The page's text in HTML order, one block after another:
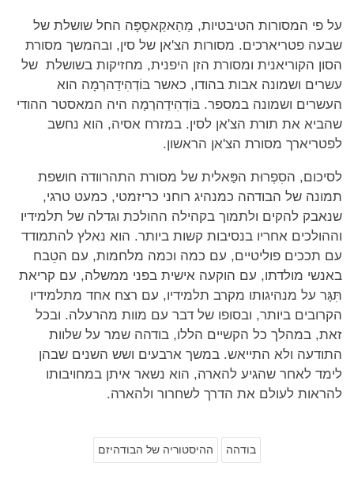
על פי המסורות הטיבטיות, מַהַאקַאסָפָּה החל שושלת של
שבעה פטריארכים. מסורות הצ'אן של סין, ובהמשך מסורת
הסון הקוריאנית ומסורת הזן היפנית, מחזיקות בשושלת של
עשרים ושמונה אבות בהודו, כאשר בּוֹדְהִידַהרְמָה הוא
העשרים ושמונה במספר. בּוֹדְהִידַהרְמָה היה המאסטר ההודי
שהביא את תורת הצ'אן לסין. במזרח אסיה, הוא נחשב
לפטריארך מסורת הצ'אן הראשון.
לסיכום, הסִפְרוּת הפַּאלית של מסורת התהרוודה חושפת
תמונה של הבודהה כמנהיג רוחני כריזמטי, כמעט טרגי,
שנאבק להקים ולתמוך בקהילה ההולכת וגדלה של תלמידיו
וההולכים אחריו בנסיבות קשות ביותר. הוא נאלץ להתמודד
עם תככים פוליטיים, עם כמה וכמה מלחמות, עם הטֵבח
באנשי מולדתו, עם הוקעה אישית בפני ממשלה, עם קריאת
תִּגָּר על מנהיגותו מקרב תלמידיו, עם רצח אחד מתלמידיו
הקרובים ביותר, ובסופו של דבר עם מוות מהרעלה. ובכל
זאת, במהלך כל הקשיים הללו, בודהה שמר על שלוות
התודעה ולא התייאש. במשך ארבעים ושש השנים שבהן
לימד לאחר שהגיע להארה, הוא נשאר איתן במחויבותו
להראות לעולם את הדרך לשחרור ולהארה.
בודהה ההיסטוריה של הבודהיזם